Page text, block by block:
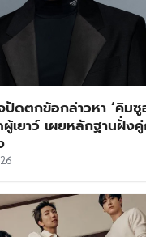
ดตกข้อกล่าวหา ‘คิมซู
เยาว์ เผยหลักฐานฝั่ง